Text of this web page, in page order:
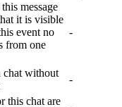
message
it is visible
event no
from one
-
chat without
-
this chat are